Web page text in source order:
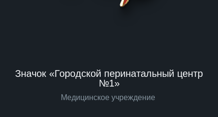
Значок «Городской перинатальный центр
№1»
Медицинское учреждение